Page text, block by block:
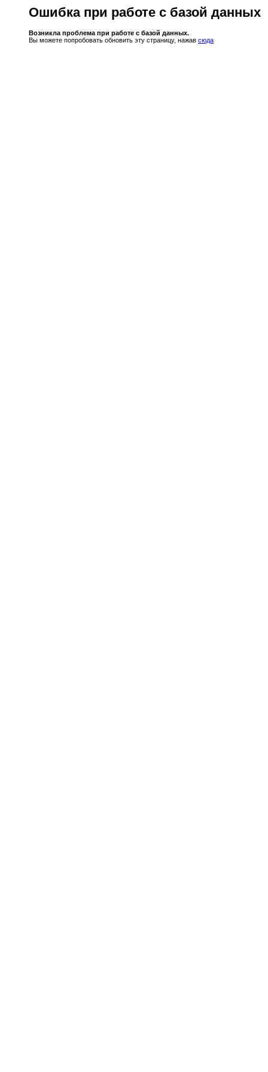
Ошибка при работе с базой данных
Возникла проблема при работе с базой данных.
Вы можете попробовать обновить эту страницу, нажав сюда